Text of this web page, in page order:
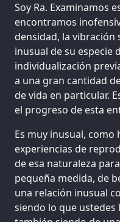
Soy Ra. Examinamos
encontramos
densidad, la vibración
inusual de su especie
individualización
a una gran cantidad
de vida en particular.
el progreso de esta
Es muy inusual, como
experiencias de
de esa naturaleza
pequeña medida, de
una relación inusual
siendo lo que ustedes